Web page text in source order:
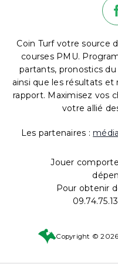
Coin Turf votre source
courses PMU.
partants, pronostics
ainsi que les résultats
rapport. Maximisez vos
votre allié
Les partenaires :
Jouer
Pour obtenir
Copyright © 2026